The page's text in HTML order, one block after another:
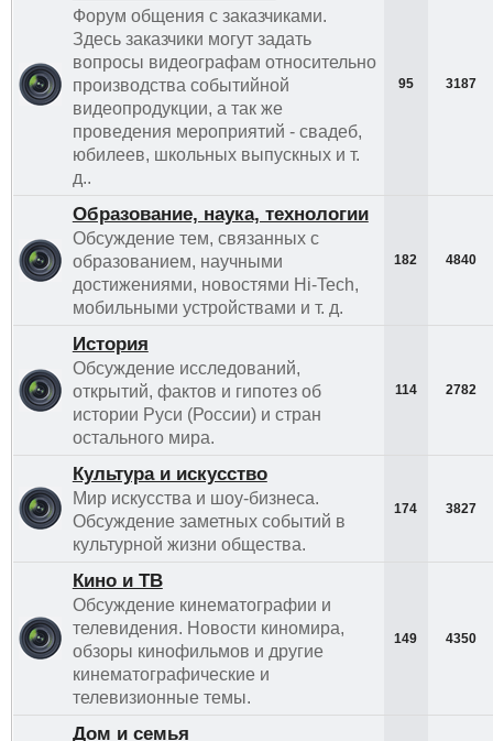
Форум общения с заказчиками.
Здесь заказчики могут задать
вопросы видеографам относительно
производства событийной
видеопродукции, а так же
проведения мероприятий - свадеб,
юбилеев, школьных выпускных и т.
д..
95 3187
Образование, наука, технологии
Обсуждение тем, связанных с
образованием, научными
достижениями, новостями Hi-Tech,
мобильными устройствами и т. д.
182 4840
История
Обсуждение исследований,
открытий, фактов и гипотез об
истории Руси (России) и стран
остального мира.
114 2782
Культура и искусство
Мир искусства и шоу-бизнеса.
Обсуждение заметных событий в
культурной жизни общества.
174 3827
Кино и ТВ
Обсуждение кинематографии и
телевидения. Новости киномира,
обзоры кинофильмов и другие
кинематографические и
телевизионные темы.
149 4350
Дом и семья